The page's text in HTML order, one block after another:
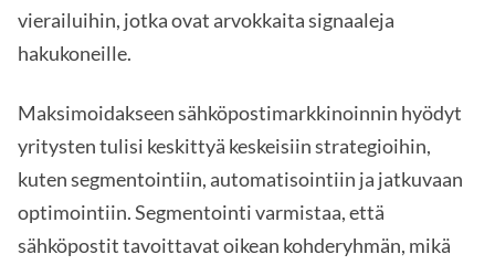
vierailuihin, jotka ovat arvokkaita signaaleja
hakukoneille.
Maksimoidakseen sähköpostimarkkinoinnin hyödyt
yritysten tulisi keskittyä keskeisiin strategioihin,
kuten segmentointiin, automatisointiin ja jatkuvaan
optimointiin. Segmentointi varmistaa, että
sähköpostit tavoittavat oikean kohderyhmän, mikä